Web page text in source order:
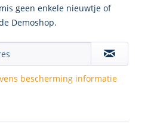
geen enkele nieuwtje of
Demoshop.
bescherming informatie